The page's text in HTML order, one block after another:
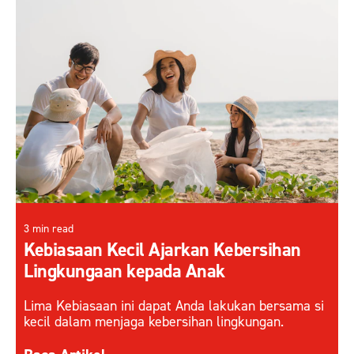
3 min read
Kebiasaan Kecil Ajarkan Kebersihan
Lingkungaan kepada Anak
Lima Kebiasaan ini dapat Anda lakukan bersama si
kecil dalam menjaga kebersihan lingkungan.